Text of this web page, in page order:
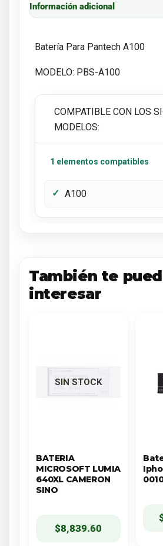
Información adicional
Batería Para Pantech A100
MODELO: PBS-A100
COMPATIBLE CON LOS
MODELOS:
1 elementos compatibles
A100
También te
interesar
SIN STOCK
BATERIA
MICROSOFT LUMIA
640XL CAMERON
SINO
$8,839.60